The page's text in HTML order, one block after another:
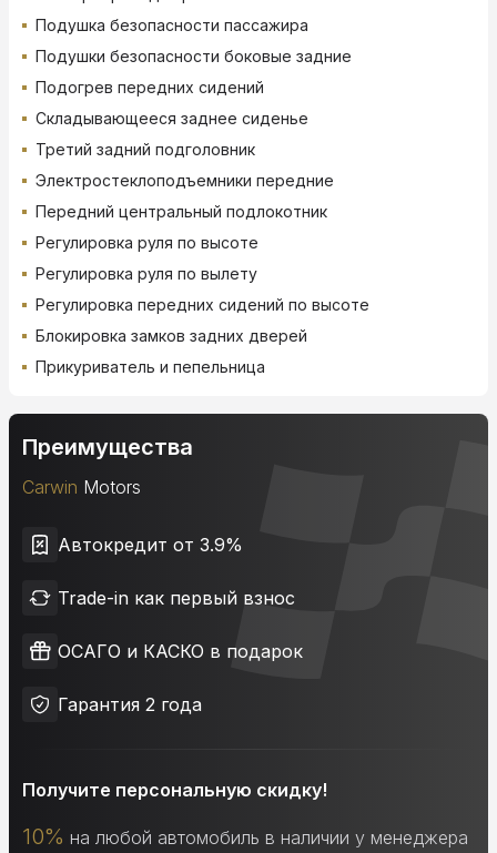
Подушка безопасности пассажира
Подушки безопасности боковые задние
Подогрев передних сидений
Складывающееся заднее сиденье
Третий задний подголовник
Электростеклоподъемники передние
Передний центральный подлокотник
Регулировка руля по высоте
Регулировка руля по вылету
Регулировка передних сидений по высоте
Блокировка замков задних дверей
Прикуриватель и пепельница
Преимущества
Carwin Motors
Автокредит от 3.9%
Trade-in как первый взнос
ОСАГО и КАСКО в подарок
Гарантия 2 года
Получите персональную скидку!
10% на любой автомобиль в наличии у менеджера